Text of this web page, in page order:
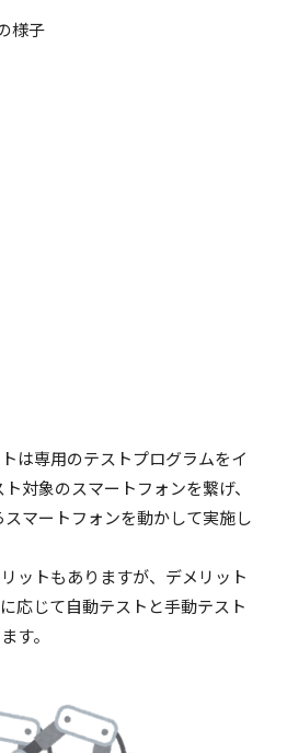
様子
は専用のテストプログラムをイ
対象のスマートフォンを繋げ、
マートフォンを動かして実施し
ットもありますが、デメリット
応じて自動テストと手動テスト
す。